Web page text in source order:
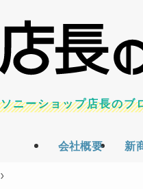
会社概要 新
ソニーショップ店長のブ